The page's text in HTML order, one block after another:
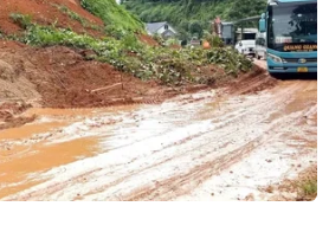
Chí Minh
và làm việc tại Lào, nhưng với chị
lời dạy của Bác mà chị đã
ghế nhà trường tại quê nhà
vẹn trong tâm trí.